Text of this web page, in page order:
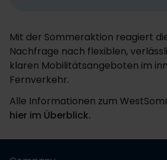
Mit der Sommeraktion reagiert
Nachfrage nach flexiblen,
klaren Mobilitätsangeboten im
Fernverkehr.
Alle Informationen zum
hier im Überblick.